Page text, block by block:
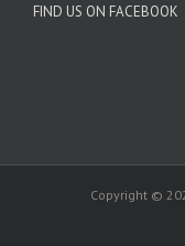
FIND US ON FACEBOOK
Copyright ©